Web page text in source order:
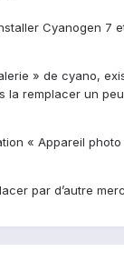
Cyanogen 7
» de cyano,
la remplacer un
« Appareil
par d’autre